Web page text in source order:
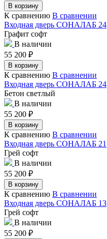
В корзину
К сравнению В сравнении
Входная дверь СОНАЛАБ 24
Графит софт
В наличии
55 200 ₽
В корзину
К сравнению В сравнении
Входная дверь СОНАЛАБ 24
Бетон светлый
В наличии
55 200 ₽
В корзину
К сравнению В сравнении
Входная дверь СОНАЛАБ 21
Грей софт
В наличии
55 200 ₽
В корзину
К сравнению В сравнении
Входная дверь СОНАЛАБ 13
Грей софт
В наличии
55 200 ₽